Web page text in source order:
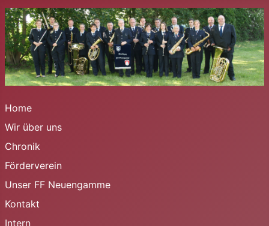
Home
Wir über uns
Chronik
Förderverein
Unser FF Neuengamme
Kontakt
Intern